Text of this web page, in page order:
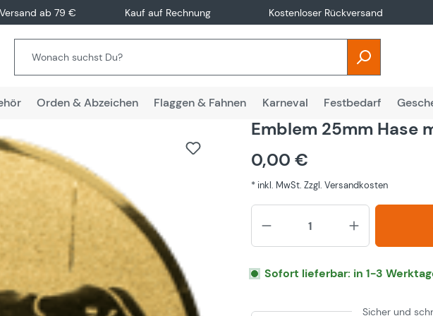
ab 79 € Kauf auf Rechnung Kostenloser Rückversand
Orden & Abzeichen Flaggen & Fahnen Karneval Festbedarf
Emblem 25mm Hase
0,00 €
* inkl. MwSt. Zzgl. Versandkosten
Sofort lieferbar: in 1-3
Sicher und